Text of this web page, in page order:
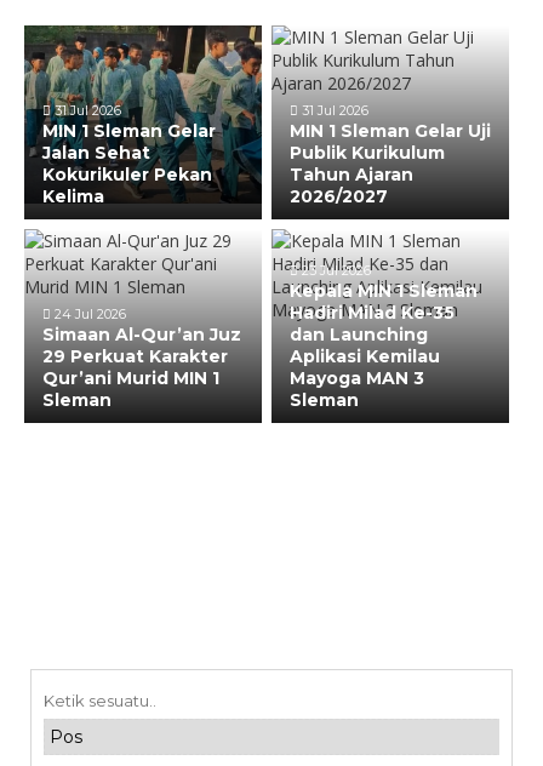
31 Jul 2026
MIN 1 Sleman Gelar
Jalan Sehat
Kokurikuler Pekan
Kelima
31 Jul 2026
MIN 1 Sleman Gelar Uji
Publik Kurikulum
Tahun Ajaran
2026/2027
24 Jul 2026
Simaan Al-Qur’an Juz
29 Perkuat Karakter
Qur’ani Murid MIN 1
Sleman
23 Jul 2026
Kepala MIN 1 Sleman
Hadiri Milad Ke-35
dan Launching
Aplikasi Kemilau
Mayoga MAN 3
Sleman